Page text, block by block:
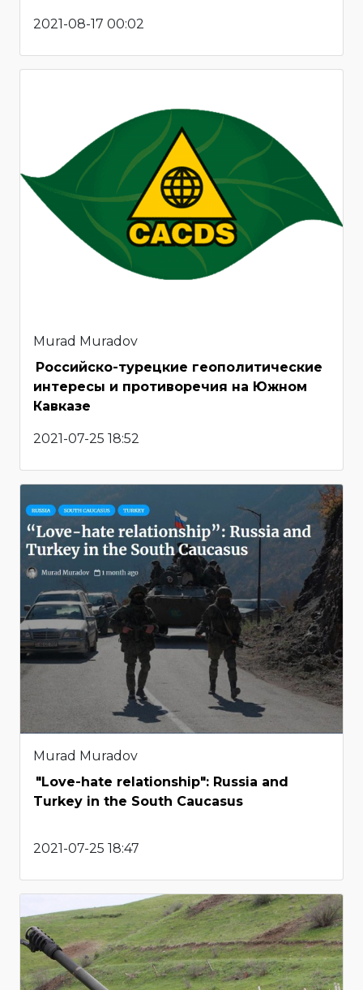
2021-08-17 00:02
Murad Muradov
Российско-турецкие геополитические
интересы и противоречия на Южном
Кавказе
2021-07-25 18:52
Murad Muradov
"Love-hate relationship": Russia and
Turkey in the South Caucasus
2021-07-25 18:47